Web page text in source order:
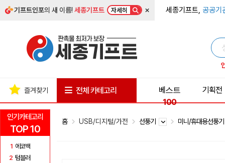
기프트인포의 새 이름!세종기프트 자세히 × 세종기프트, 공공기
인기카테고리
TOP 10
1 에코백
2 텀블러
즐겨찾기 전체 카테고리
베스트
100
기획전
홈 USB/디지털/가전 선풍기 미니/휴대용선풍